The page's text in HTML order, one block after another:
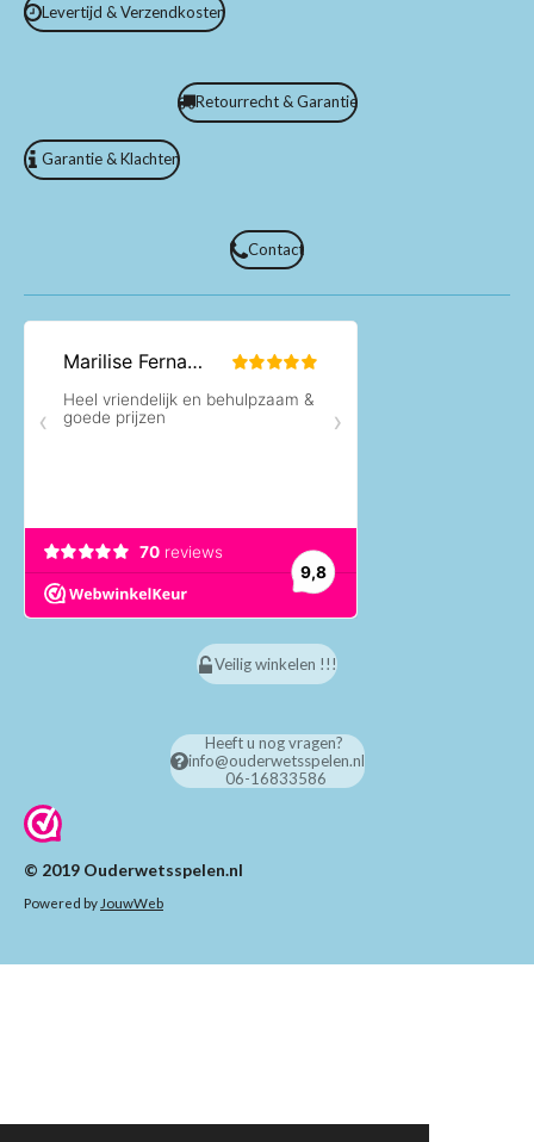
Levertijd & Verzendkosten
Retourrecht & Garantie
Garantie & Klachten
Contact
Veilig winkelen !!!
Heeft u nog vragen?
info@ouderwetsspelen.nl
06-16833586
© 2019 Ouderwetsspelen.nl
Powered by JouwWeb